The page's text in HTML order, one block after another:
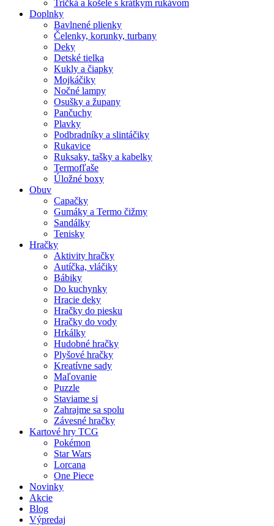
Tričká a košele s krátkym rukávom
Doplnky
Bavlnené plienky
Čelenky, korunky, turbany
Deky
Detské tielka
Kukly a čiapky
Mojkáčiky
Nočné lampy
Osušky a župany
Pančuchy
Plavky
Podbradníky a slintáčiky
Rukavice
Ruksaky, tašky a kabelky
Termofľaše
Úložné boxy
Obuv
Capačky
Gumáky a Termo čižmy
Sandálky
Tenisky
Hračky
Aktivity hračky
Autíčka, vláčiky
Bábiky
Do kuchynky
Hracie deky
Hračky do piesku
Hračky do vody
Hrkálky
Hudobné hračky
Plyšové hračky
Kreatívne sady
Maľovanie
Puzzle
Staviame si
Zahrajme sa spolu
Závesné hračky
Kartové hry TCG
Pokémon
Star Wars
Lorcana
One Piece
Novinky
Akcie
Blog
Výpredaj